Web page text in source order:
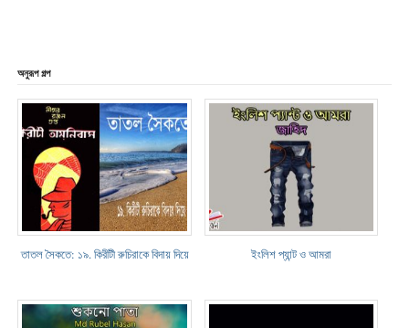
অনুরূপ গল্প
তাতল সৈকতে: ১৯. কিরীটী রুচিরাকে বিদায় দিয়ে ইংলিশ প্যান্ট ও আমরা